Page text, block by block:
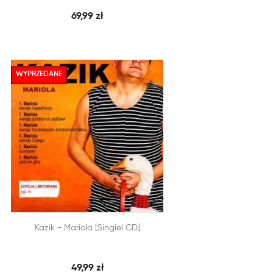
69,99 zł
DODAJ DO KOSZYKA
SZYBKI PODGLĄD
Kazik - Mariola [singiel CD]
49,99 zł
WYPRZEDANE